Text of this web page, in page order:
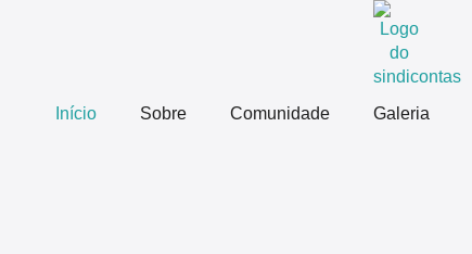
Início Sobre Comunidade Galeria